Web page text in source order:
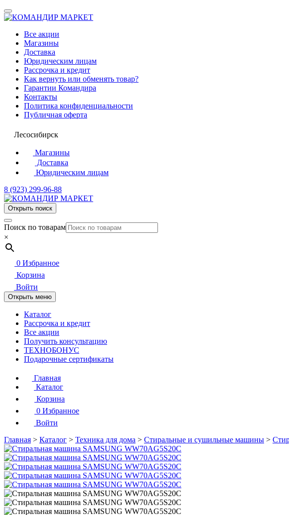
Все акции
Магазины
Доставка
Юридическим лицам
Рассрочка и кредит
Как вернуть или обменять товар?
Гарантии Командира
Контакты
Политика конфиденциальности
Публичная оферта
Лесосибирск
Магазины
Доставка
Юридическим лицам
8 (923) 299-96-88
Открыть поиск
Поиск по товарам
×
0 Избранное
Корзина
Войти
Открыть меню
Каталог
Рассрочка и кредит
Все акции
Получить консультацию
ТЕХНОБОНУС
Подарочные сертификаты
Главная
Каталог
Корзина
0 Избранное
Войти
Главная > Каталог > Техника для дома > Стиральные и сушильные машины >